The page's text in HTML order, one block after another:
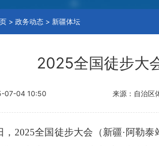
> 政务动态 > 新疆体坛
2025全国徒步大
07-04 10:50 来源：自治区
，2025全国徒步大会（新疆·阿勒